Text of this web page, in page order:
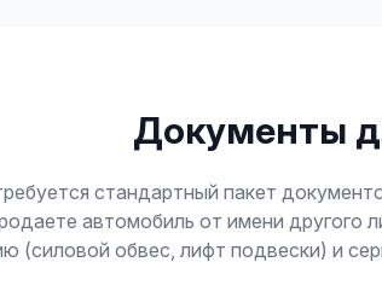
Документы
стандартный пакет
автомобиль от имени
(силовой обвес, лифт подвески) и